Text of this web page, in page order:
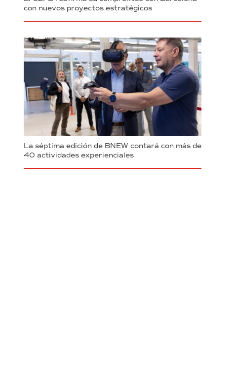
con nuevos proyectos estratégicos
La séptima edición de BNEW contará con más de
40 actividades experienciales